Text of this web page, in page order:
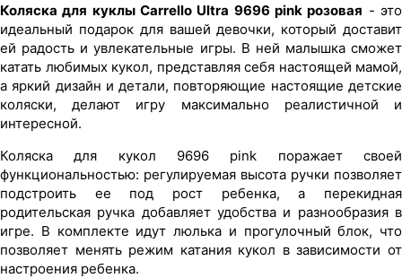
Коляска для куклы Carrello Ultra 9696 pink розовая - это
идеальный подарок для вашей девочки, который доставит
ей радость и увлекательные игры. В ней малышка сможет
катать любимых кукол, представляя себя настоящей мамой,
а яркий дизайн и детали, повторяющие настоящие детские
коляски, делают игру максимально реалистичной и
интересной.
Коляска для кукол 9696 pink поражает своей
функциональностью: регулируемая высота ручки позволяет
подстроить ее под рост ребенка, а перекидная
родительская ручка добавляет удобства и разнообразия в
игре. В комплекте идут люлька и прогулочный блок, что
позволяет менять режим катания кукол в зависимости от
настроения ребенка.